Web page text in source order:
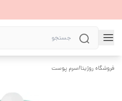
فروشگاه روژیتا/سرم پوست